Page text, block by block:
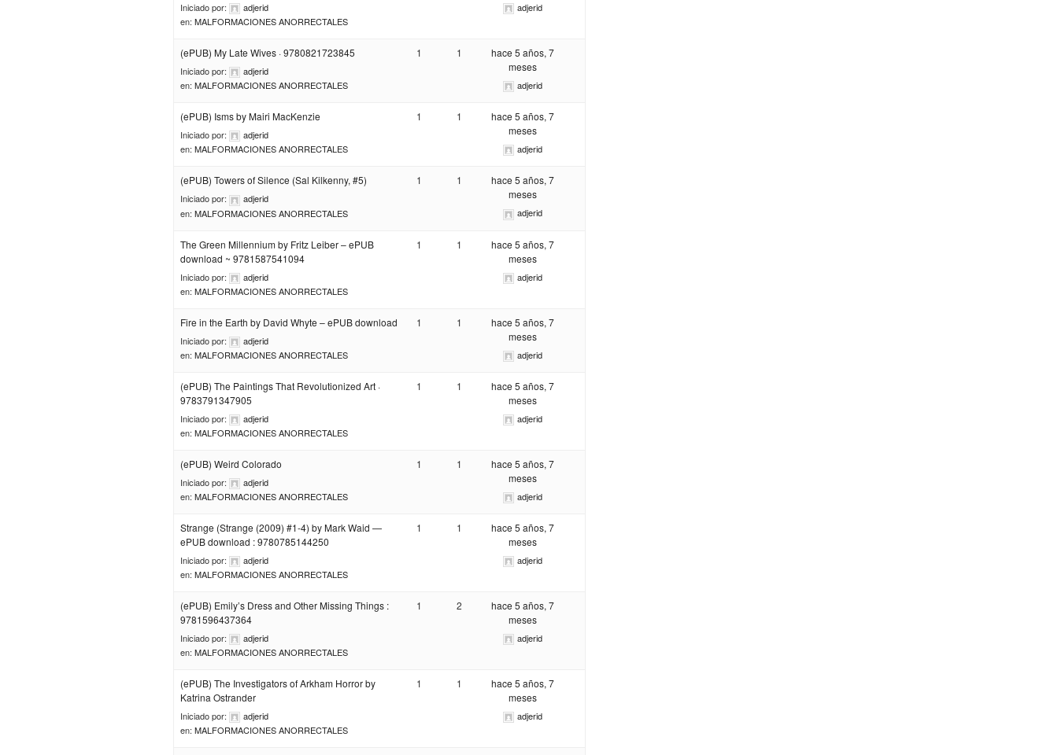
Iniciado por:
adjerid
en: MALFORMACIONES ANORRECTALES
adjerid
(ePUB) My Late Wives · 9780821723845
Iniciado por:
adjerid
en: MALFORMACIONES ANORRECTALES
1 1
hace 5 años, 7
meses
adjerid
(ePUB) Isms by Mairi MacKenzie
Iniciado por:
adjerid
en: MALFORMACIONES ANORRECTALES
1 1
hace 5 años, 7
meses
adjerid
(ePUB) Towers of Silence (Sal Kilkenny, #5)
Iniciado por:
adjerid
en: MALFORMACIONES ANORRECTALES
1 1
hace 5 años, 7
meses
adjerid
The Green Millennium by Fritz Leiber – ePUB
download ~ 9781587541094
Iniciado por:
adjerid
en: MALFORMACIONES ANORRECTALES
1 1
hace 5 años, 7
meses
adjerid
Fire in the Earth by David Whyte – ePUB download
Iniciado por:
adjerid
en: MALFORMACIONES ANORRECTALES
1 1
hace 5 años, 7
meses
adjerid
(ePUB) The Paintings That Revolutionized Art ·
9783791347905
Iniciado por:
adjerid
en: MALFORMACIONES ANORRECTALES
1 1
hace 5 años, 7
meses
adjerid
(ePUB) Weird Colorado
Iniciado por:
adjerid
en: MALFORMACIONES ANORRECTALES
1 1
hace 5 años, 7
meses
adjerid
Strange (Strange (2009) #1-4) by Mark Waid —
ePUB download : 9780785144250
Iniciado por:
adjerid
en: MALFORMACIONES ANORRECTALES
1 1
hace 5 años, 7
meses
adjerid
(ePUB) Emily’s Dress and Other Missing Things :
9781596437364
Iniciado por:
adjerid
en: MALFORMACIONES ANORRECTALES
1 2
hace 5 años, 7
meses
adjerid
(ePUB) The Investigators of Arkham Horror by
Katrina Ostrander
Iniciado por:
adjerid
en: MALFORMACIONES ANORRECTALES
1 1
hace 5 años, 7
meses
adjerid